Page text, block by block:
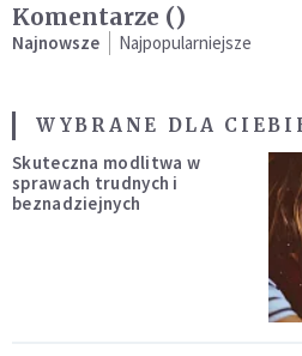
Komentarze ()
Najnowsze Najpopularniejsze
WYBRANE DLA
Skuteczna modlitwa w
sprawach trudnych i
beznadziejnych